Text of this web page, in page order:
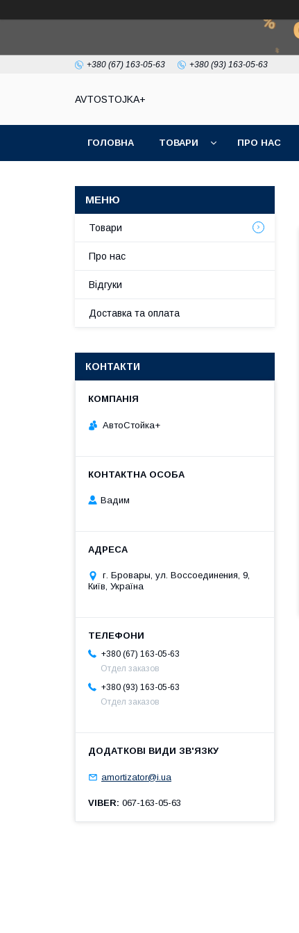
+380 (67) 163-05-63 +380 (93) 163-05-63
AVTOSTOJKA+
ГОЛОВНА ТОВАРИ ПРО НАС
Товари
Про нас
Відгуки
Доставка та оплата
КОНТАКТИ
АвтоСтойка+
Вадим
г. Бровары, ул. Воссоединения, 9,
Київ, Україна
+380 (67) 163-05-63
Отдел заказов
+380 (93) 163-05-63
Отдел заказов
amortizator@i.ua
VIBER 067-163-05-63